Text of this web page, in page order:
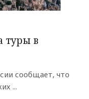
туры в
сообщает, что
...